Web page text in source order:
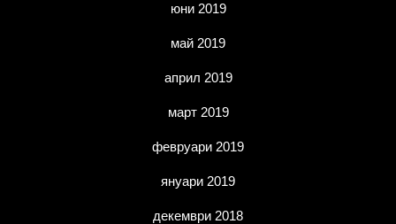
юни 2019
май 2019
април 2019
март 2019
февруари 2019
януари 2019
декември 2018